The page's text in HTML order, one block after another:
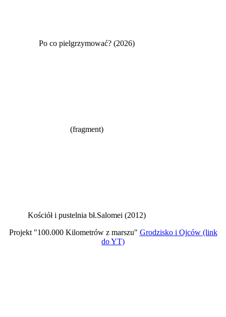
Po co pielgrzymować? (2026)
(fragment)
Kościół i pustelnia bł.Salomei (2012)
Projekt "100.000 Kilometrów z marszu" Grodzisko i Ojców (link
do YT)